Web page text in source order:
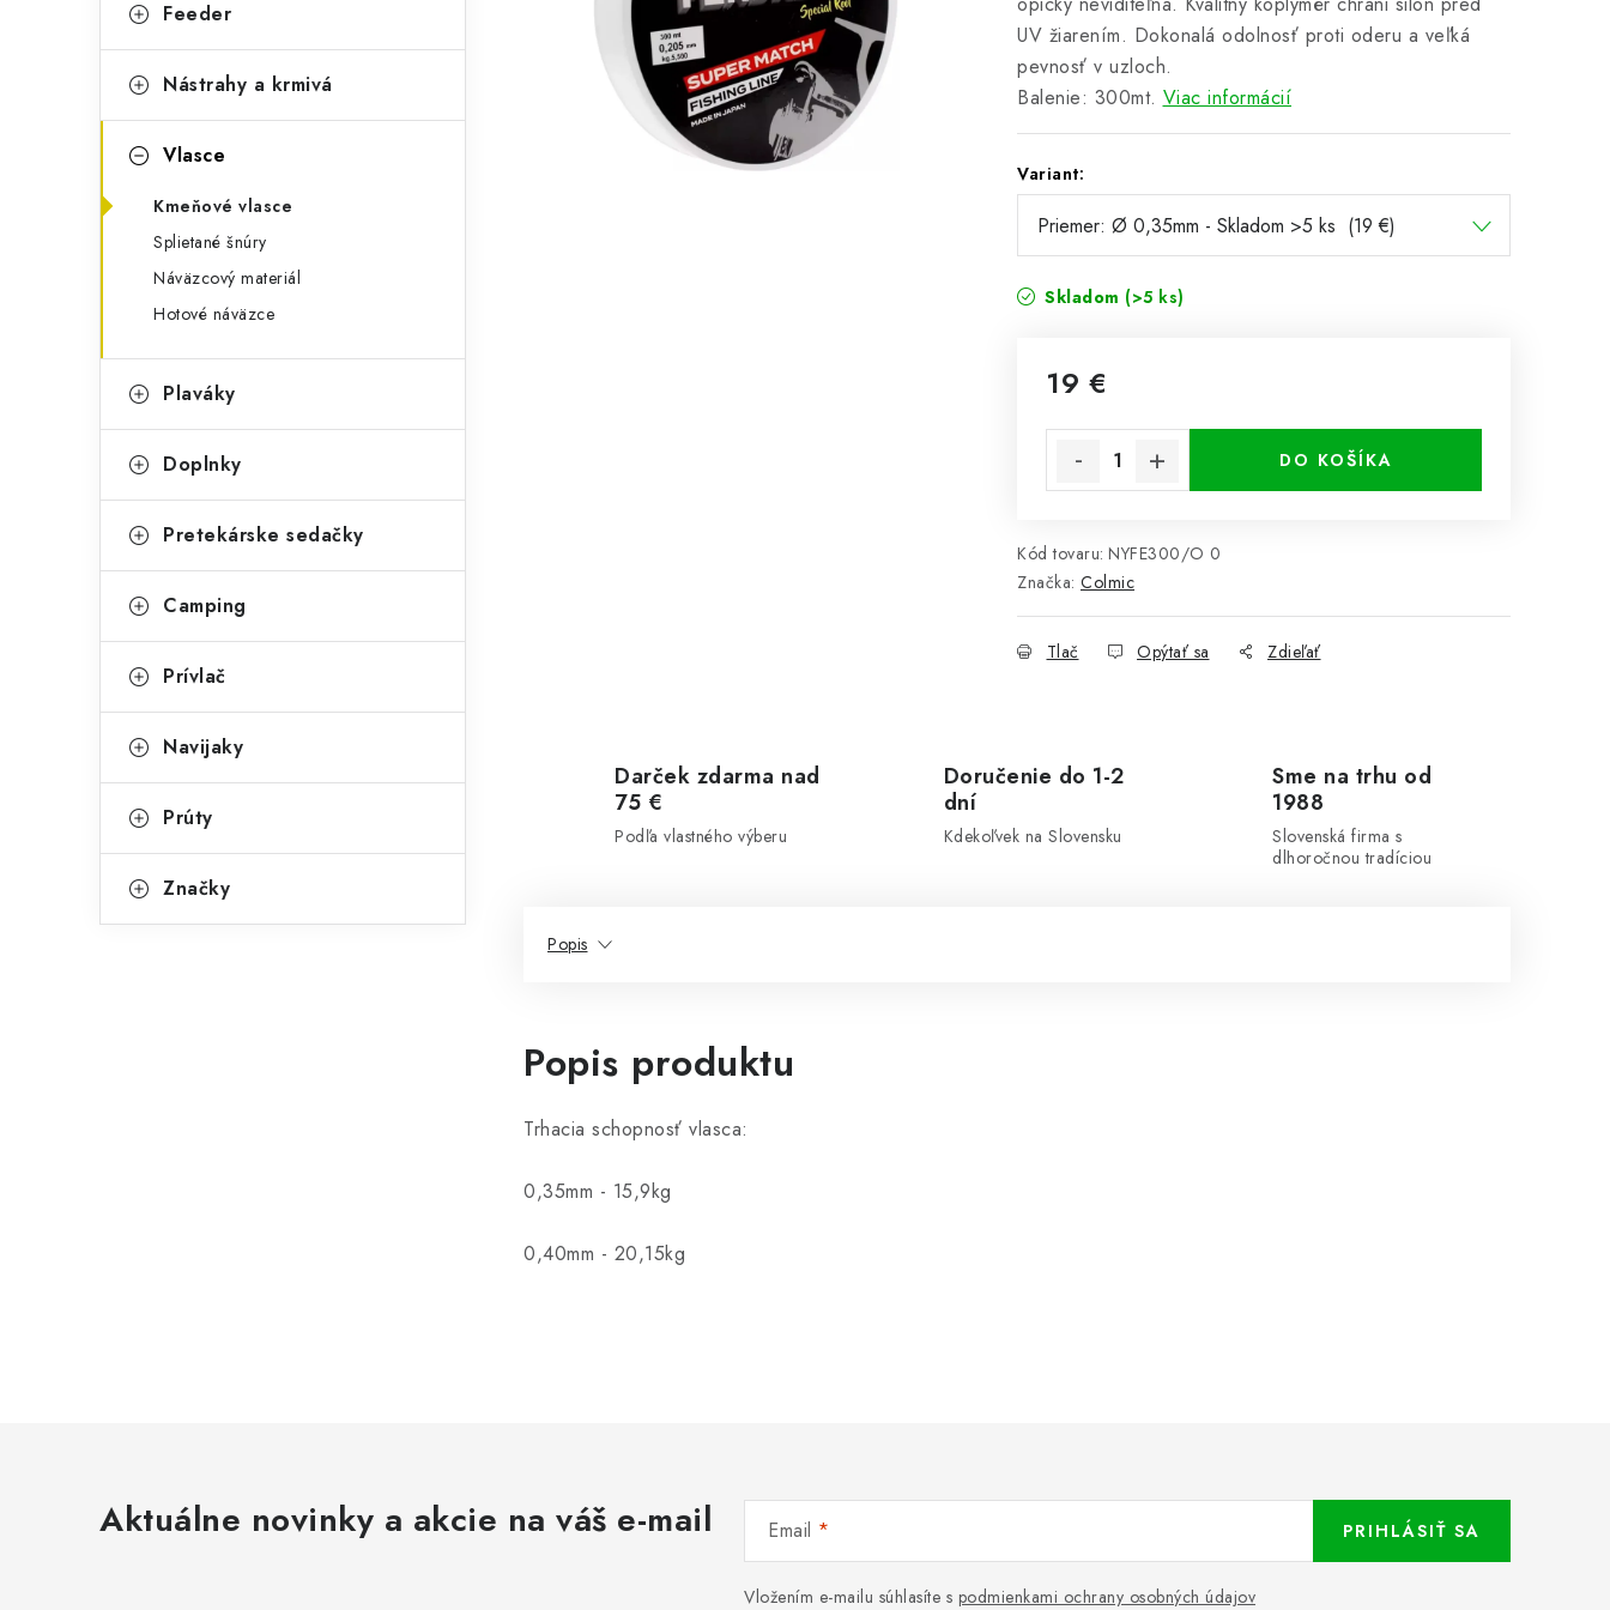
ý
a
e
ó
i
Feeder
Nástrahy a krmivá
Vlasce
Kmeňové vlasce
Splietané šnúry
Náväzcový materiál
Hotové náväzce
Plaváky
Doplnky
Pretekárske sedačky
Camping
Prívlač
Navijaky
Prúty
Značky
UV žiarením. Dokonalá odolnosť proti oderu a veľká
pevnosť v uzloch.
Balenie: 300mt. Viac informácií
Variant:
Skladom (>5 ks)
19 €
DO KOŠÍKA
Kód tovaru: NYFE300/O 0
Značka: Colmic
Tlač Opýtať sa Zdieľať
Darček zdarma nad
75 €
Podľa vlastného výberu
Doručenie do 1-2
dní
Kdekoľvek na Slovensku
Sme na trhu od
1988
Slovenská firma s
dlhoročnou tradíciou
Popis
Popis produktu
Trhacia schopnosť vlasca:
0,35mm - 15,9kg
0,40mm - 20,15kg
Aktuálne novinky a akcie na váš e-mail Email
Vložením e-mailu súhlasíte s podmienkami ochrany osobných údajov
PRIHLÁSIŤ SA